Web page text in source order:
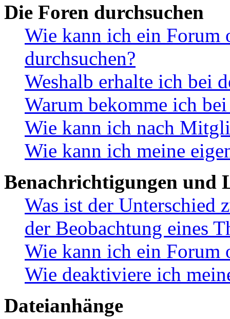
Die Foren durchsuchen
Wie kann ich ein Forum
durchsuchen?
Weshalb erhalte ich bei
Warum bekomme ich
Wie kann ich nach
Wie kann ich meine
Benachrichtigungen und
Was ist der Unterschied
der Beobachtung eines
Wie kann ich ein Forum
Wie deaktiviere ich
Dateianhänge